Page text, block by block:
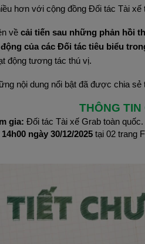
hơn với cộng đồng Đối tác Tài xế
về cải tiến sau những phản hồi
của các Đối tác tiêu biểu
động tương tác thú vị.
nội dung nổi bật đã được chia
THÔNG TIN
gia: Đối tác Tài xế Grab toàn quốc.
ngày 30/12/2025 tại 02 trang